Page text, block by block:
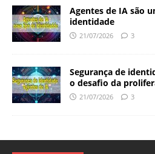
Agentes de IA são
identidade
21/07/2026 3
Segurança de
o desafio da
21/07/2026 3